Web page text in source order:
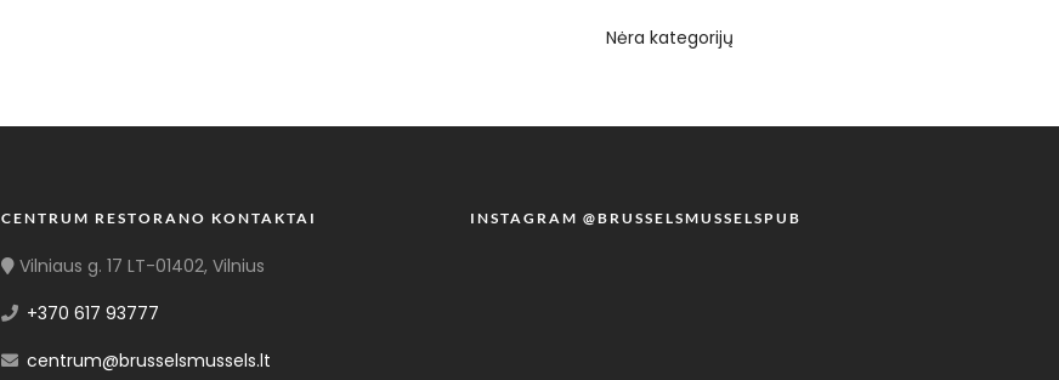
Nėra kategorijų
CENTRUM RESTORANO KONTAKTAI
Vilniaus g. 17 LT-01402, Vilnius
+370 617 93777
centrum@brusselsmussels.lt
INSTAGRAM @BRUSSELSMUSSELSPUB